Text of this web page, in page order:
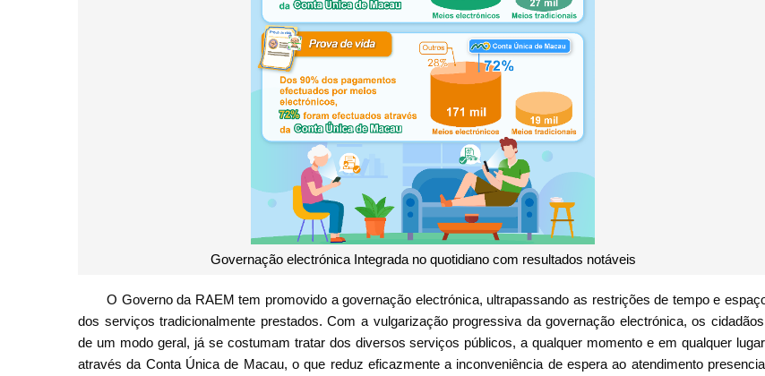
Governação electrónica Integrada no quotidiano com resultados notáveis
O Governo da RAEM tem promovido a governação electrónica, ultrapassando as restrições de tempo e
dos serviços tradicionalmente prestados. Com a vulgarização progressiva da governação electrónica, os
de um modo geral, já se costumam tratar dos diversos serviços públicos, a qualquer momento e em qualquer
através da Conta Única de Macau, o que reduz eficazmente a inconveniência de espera ao atendimento